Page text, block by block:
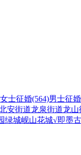
女士征婚(564)男士征婚
安街道龙泉街道龙山
绿城岘山花城√即墨